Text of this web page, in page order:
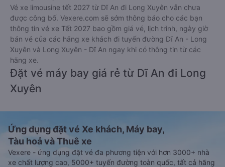
Vé xe limousine tết 2027 từ Dĩ An đi Long Xuyên vẫn chưa
được công bố. Vexere.com sẽ sớm thông báo cho các bạn
thông tin vé xe Tết 2027 bao gồm giá vé, lịch trình, ngày giờ
bán vé của các hãng xe khách đi tuyến đường Dĩ An - Long
Xuyên và Long Xuyên - Dĩ An ngay khi có thông tin từ các
hãng xe.
Đặt vé máy bay giá rẻ từ Dĩ An đi Long
Xuyên
Ứng dụng đặt vé Xe khách, Máy bay,
Tàu hoả và Thuê xe
Vexere - ứng dụng đặt vé đa phương tiện với hơn 3000+ nhà
xe chất lượng cao, 5000+ tuyến đường toàn quốc, tất cả hãng